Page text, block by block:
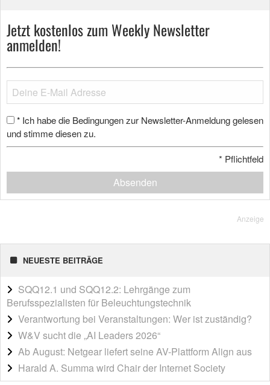
Jetzt kostenlos zum Weekly Newsletter
anmelden!
* Ich habe die Bedingungen zur Newsletter-Anmeldung gelesen
und stimme diesen zu.
* Pflichtfeld
Absenden
Anzeige
NEUESTE BEITRÄGE
SQQ12.1 und SQQ12.2: Lehrgänge zum
Berufsspezialisten für Beleuchtungstechnik
Verantwortung bei Veranstaltungen: Wer ist zuständig?
W&V sucht die „AI Leaders 2026“
Ab August: Netgear liefert seine AV-Plattform Align aus
Harald A. Summa wird Chair der Internet Society